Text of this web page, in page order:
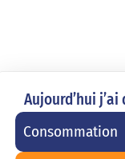
Aujourd’hui
Consommation